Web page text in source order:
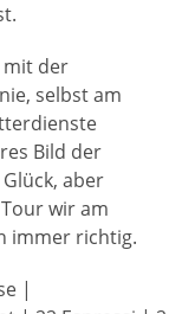
mit der
selbst am
Bild der
aber
wir am
immer richtig.
|